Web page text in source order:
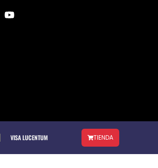
VISA LUCENTUM TIENDA